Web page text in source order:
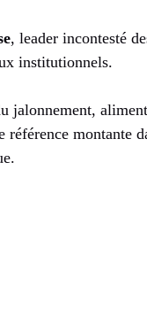
, leader incontesté
institutionnels.
jalonnement,
montante